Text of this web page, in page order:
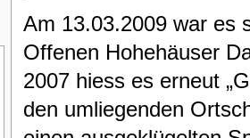
Am 13.03.2009 war es
Offenen Hohehäuser
2007 hiess es erneut
den umliegenden